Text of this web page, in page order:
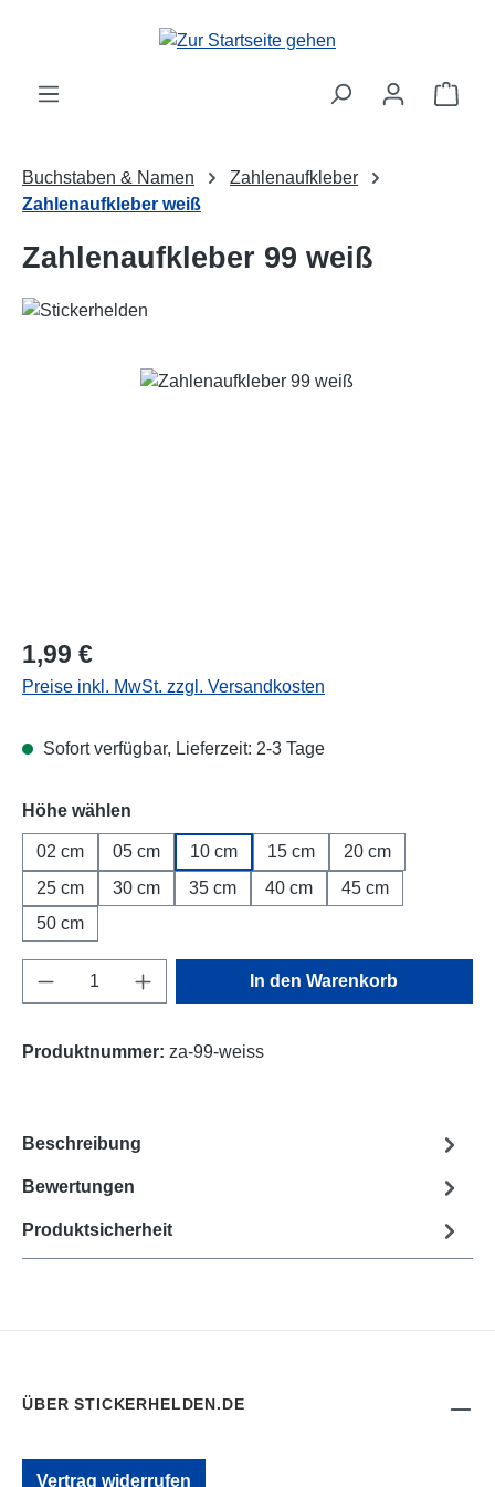
Zum Hauptinhalt springen
Buchstaben & Namen
Zahlenaufkleber
Zahlenaufkleber weiß
Zahlenaufkleber 99 weiß
Bildergalerie überspringen
Regulärer Preis:
1,99 €
Preise inkl. MwSt. zzgl. Versandkosten
Sofort verfügbar, Lieferzeit: 2-3 Tage
Höhe wählen
02 cm 05 cm 10 cm 15 cm
20 cm
25 cm
30 cm 35 cm 40 cm
45 cm
50 cm
Produkt Anzahl: Gib den gewünschten
In den Warenkorb
Produktnummer: za-99-weiss
Beschreibung
Bewertungen
Produktsicherheit
ÜBER STICKERHELDEN.DE
Vertrag widerrufen